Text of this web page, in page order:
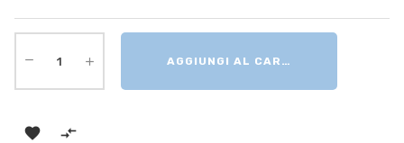
AGGIUNGI AL CARRELLO
 